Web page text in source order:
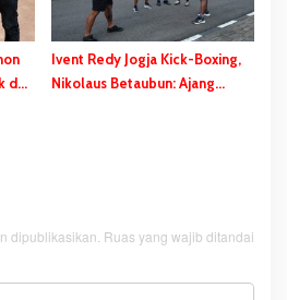
Ivent Redy Jogja Kick-Boxing,
Nikolaus Betaubun: Ajang
dipublikasikan. Ruas yang wajib ditandai